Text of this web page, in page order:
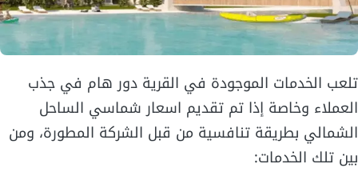
تلعب الخدمات الموجودة في القرية دور هام في جذب
العملاء وخاصة إذا تم تقديم اسعار شماسي الساحل
الشمالي بطريقة تنافسية من قبل الشركة المطورة، ومن
بين تلك الخدمات: